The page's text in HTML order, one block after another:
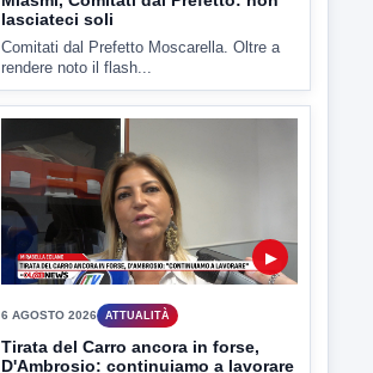
6 AGOSTO 2026 ATTUALITÀ
Tirata del Carro ancora in forse,
D'Ambrosio: continuiamo a lavorare
L'assessore comunale alla Cultura di
Mirabella Eclano, Raffaella Rita
D'Ambrosio,...